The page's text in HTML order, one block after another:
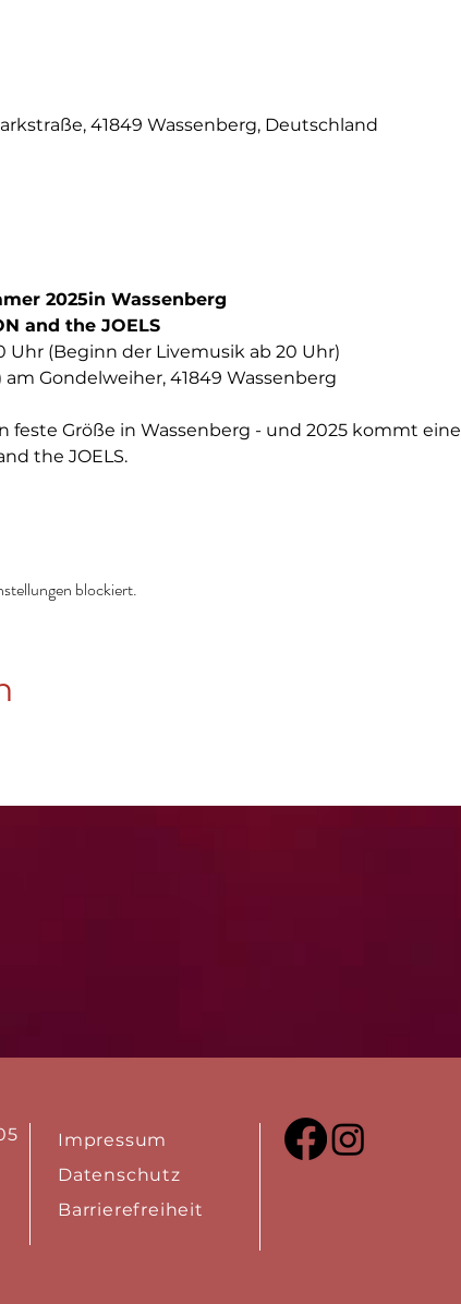
41849 Wassenberg, Deutschland
2025in Wassenberg
and the JOELS
Uhr (Beginn der Livemusik ab 20 Uhr)
Gondelweiher, 41849 Wassenberg
feste Größe in Wassenberg - und 2025 kommt eine
the JOELS.
blockiert.
Impressum
Datenschutz
Barrierefreiheit